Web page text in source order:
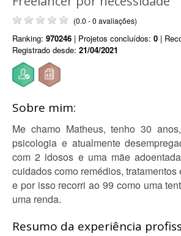
(0.0 - 0 avaliações)
Ranking: 970246 | Projetos concluídos: 0 |
Registrado desde: 21/04/2021
Sobre mim:
Me chamo Matheus, tenho 30
psicologia e atualmente
com 2 idosos e uma mãe
cuidados como remédios, tratamentos
e por isso recorri ao 99 como uma
uma renda.
Resumo da experiência